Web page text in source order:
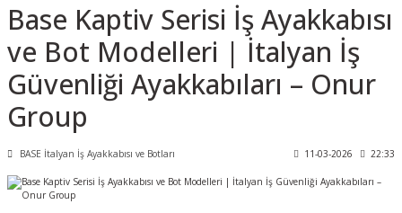
Base Kaptiv Serisi İş Ayakkabısı
ve Bot Modelleri | İtalyan İş
Güvenliği Ayakkabıları – Onur
Group
BASE İtalyan İş Ayakkabısı ve Botları 11-03-2026 22:33